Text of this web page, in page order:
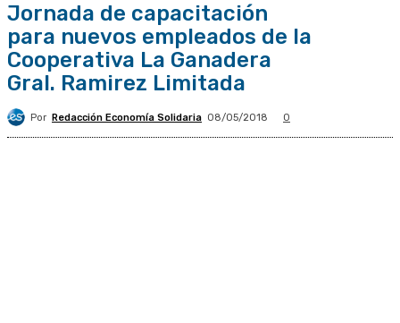
Jornada de capacitación
para nuevos empleados de la
Cooperativa La Ganadera
Gral. Ramirez Limitada
Por Redacción Economía Solidaria 08/05/2018 0